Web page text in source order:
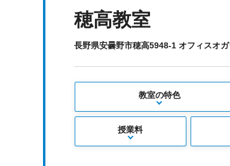
穂高教室
長野県安曇野市穂高5948-1 オフィスオ
教室の特色
授業料